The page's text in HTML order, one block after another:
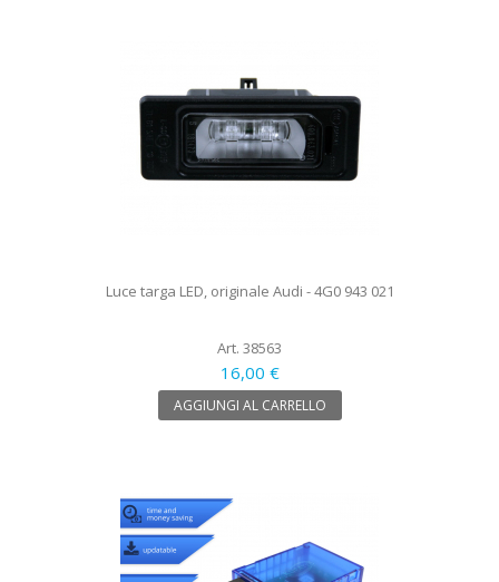
Luce targa LED, originale Audi - 4G0 943 021
Art. 38563
16,00 €
AGGIUNGI AL CARRELLO